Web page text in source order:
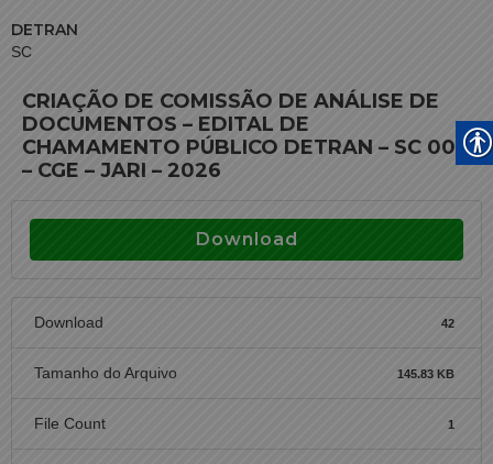
DETRAN
SC
CRIAÇÃO DE COMISSÃO DE ANÁLISE DE
DOCUMENTOS – EDITAL DE
CHAMAMENTO PÚBLICO DETRAN – SC 004
– CGE – JARI – 2026
Download
Download 42
Tamanho do Arquivo 145.83 KB
File Count 1